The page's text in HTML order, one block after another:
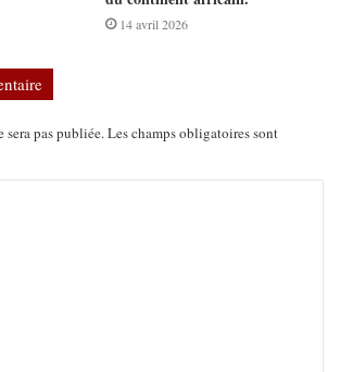
14 avril 2026
sera pas publiée.Les champs obligatoires sont